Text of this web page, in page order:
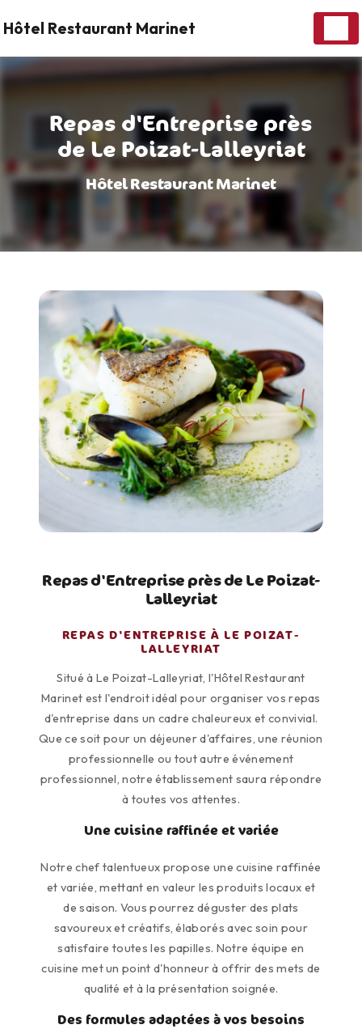
Hôtel Restaurant Marinet
Repas d'Entreprise près
de Le Poizat-Lalleyriat
Hôtel Restaurant Marinet
Repas d'Entreprise près de Le Poizat-
Lalleyriat
REPAS D'ENTREPRISE À LE POIZAT-
LALLEYRIAT
Situé à Le Poizat-Lalleyriat, l'Hôtel Restaurant
Marinet est l'endroit idéal pour organiser vos repas
d'entreprise dans un cadre chaleureux et convivial.
Que ce soit pour un déjeuner d'affaires, une réunion
professionnelle ou tout autre événement
professionnel, notre établissement saura répondre
à toutes vos attentes.
Une cuisine raffinée et variée
Notre chef talentueux propose une cuisine raffinée
et variée, mettant en valeur les produits locaux et
de saison. Vous pourrez déguster des plats
savoureux et créatifs, élaborés avec soin pour
satisfaire toutes les papilles. Notre équipe en
cuisine met un point d'honneur à offrir des mets de
qualité et à la présentation soignée.
Des formules adaptées à vos besoins